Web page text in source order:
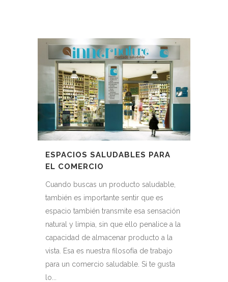
ESPACIOS SALUDABLES PARA
EL COMERCIO
Cuando buscas un producto saludable,
también es importante sentir que es
espacio también transmite esa sensación
natural y limpia, sin que ello penalice a la
capacidad de almacenar producto a la
vista. Esa es nuestra filosofía de trabajo
para un comercio saludable. Si te gusta
lo...